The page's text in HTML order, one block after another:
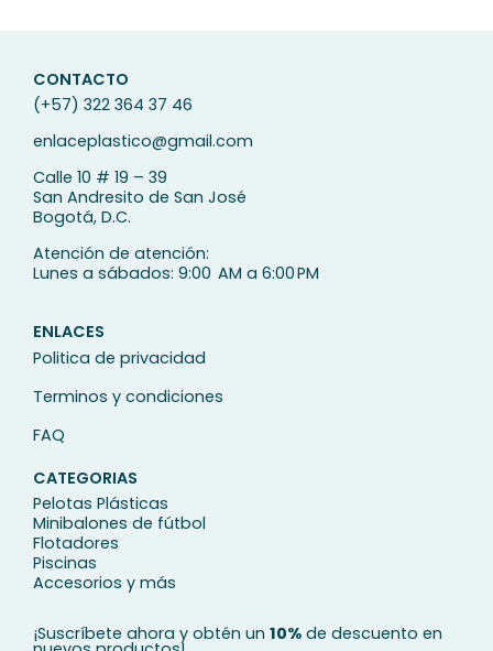
CONTACTO
(+57) 322 364 37 46
enlaceplastico@gmail.com
Calle 10 # 19 – 39
San Andresito de San José
Bogotá, D.C.
Atención de atención:
Lunes a sábados: 9:00 AM a 6:00 PM
ENLACES
Politica de privacidad
Terminos y condiciones
FAQ
CATEGORIAS
Pelotas Plásticas
Minibalones de fútbol
Flotadores
Piscinas
Accesorios y más
¡Suscríbete ahora y obtén un 10% de descuento en